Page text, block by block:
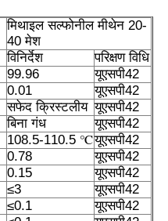
मिथाइल सल्फोनील मीथेन 20-
40 मेश
विनिर्देश
परिक्षण विधि
99.96
यूएसपी42
0.01
यूएसपी42
सफेद क्रिस्टलीय यूएसपी42
बिना गंध
यूएसपी42
108.5-110.5 ℃यूएसपी42
0.78
यूएसपी42
0.15
यूएसपी42
≤3
यूएसपी42
≤0.1
यूएसपी42